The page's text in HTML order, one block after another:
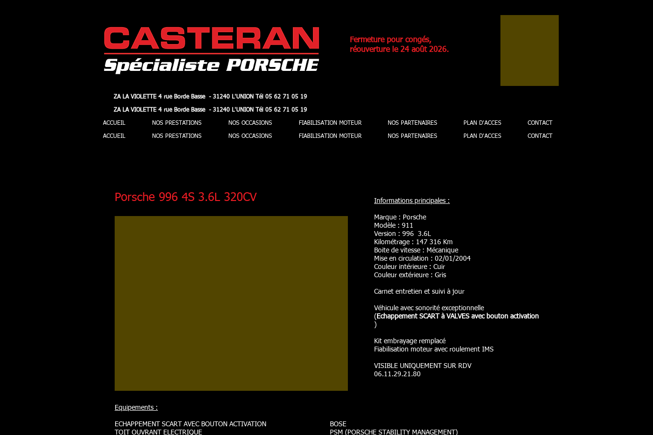
ZA LA VIOLETTE 4 rue Borde Basse - 31240 L'UNION Tél 05 62 71 05 19
ACCUEIL NOS PRESTATIONS NOS OCCASIONS FIABILISATION MOTEUR NOS PARTENAIRES PLAN D'ACCES CONTACT
Fermeture pour congés,
réouverture le 24 août 2026.
ZA LA VIOLETTE 4 rue Borde Basse - 31240 L'UNION Tél 05 62 71 05 19
ACCUEIL NOS PRESTATIONS NOS OCCASIONS FIABILISATION MOTEUR NOS PARTENAIRES PLAN D'ACCES CONTACT
Porsche 996 4S 3.6L 320CV Informations principales :
Marque : Porsche
Modèle : 911
Version : 996 3.6L
Kilométrage : 147 316 Km
Boite de vitesse : Mécanique
Mise en circulation : 02/01/2004
Couleur intérieure : Cuir
Couleur extérieure : Gris
Carnet entretien et suivi à jour
Véhicule avec sonorité exceptionnelle
( Echappement SCART à VALVES avec bouton activation
)
Kit embrayage remplacé
Fiabilisation moteur avec roulement IMS
VISIBLE UNIQUEMENT SUR RDV
06.11.29.21.80
Equipements :
ECHAPPEMENT SCART AVEC BOUTON ACTIVATION
TOIT OUVRANT ELECTRIQUE
BOSE
PSM (PORSCHE STABILITY MANAGEMENT)